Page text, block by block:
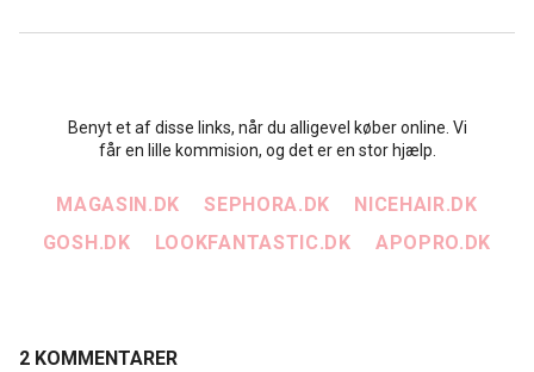
Benyt et af disse links, når du alligevel køber online. Vi
får en lille kommision, og det er en stor hjælp.
MAGASIN.DK SEPHORA.DK
NICEHAIR.DK
GOSH.DK
LOOKFANTASTIC.DK APOPRO.DK
2 KOMMENTARER